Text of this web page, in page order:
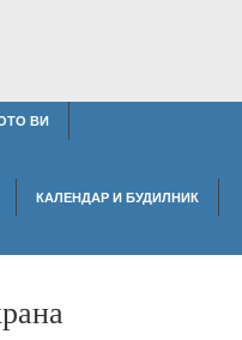
ВИ
КАЛЕНДАР И БУДИЛНИК